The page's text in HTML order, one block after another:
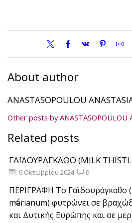
About author
ANASTASOPOULOU
Other posts by ANASTASOPOULOU
Related posts
ΓΑΪΔΟΥΡΑΓΚΑΘΟ (MILK
6 Οκτωβρίου 2024 0
ΠΕΡΙΓΡΑΦΗ Το Γαϊδουράγκαθο
marianum) φυτρώνει σε
και Δυτικής Ευρώπης και σε